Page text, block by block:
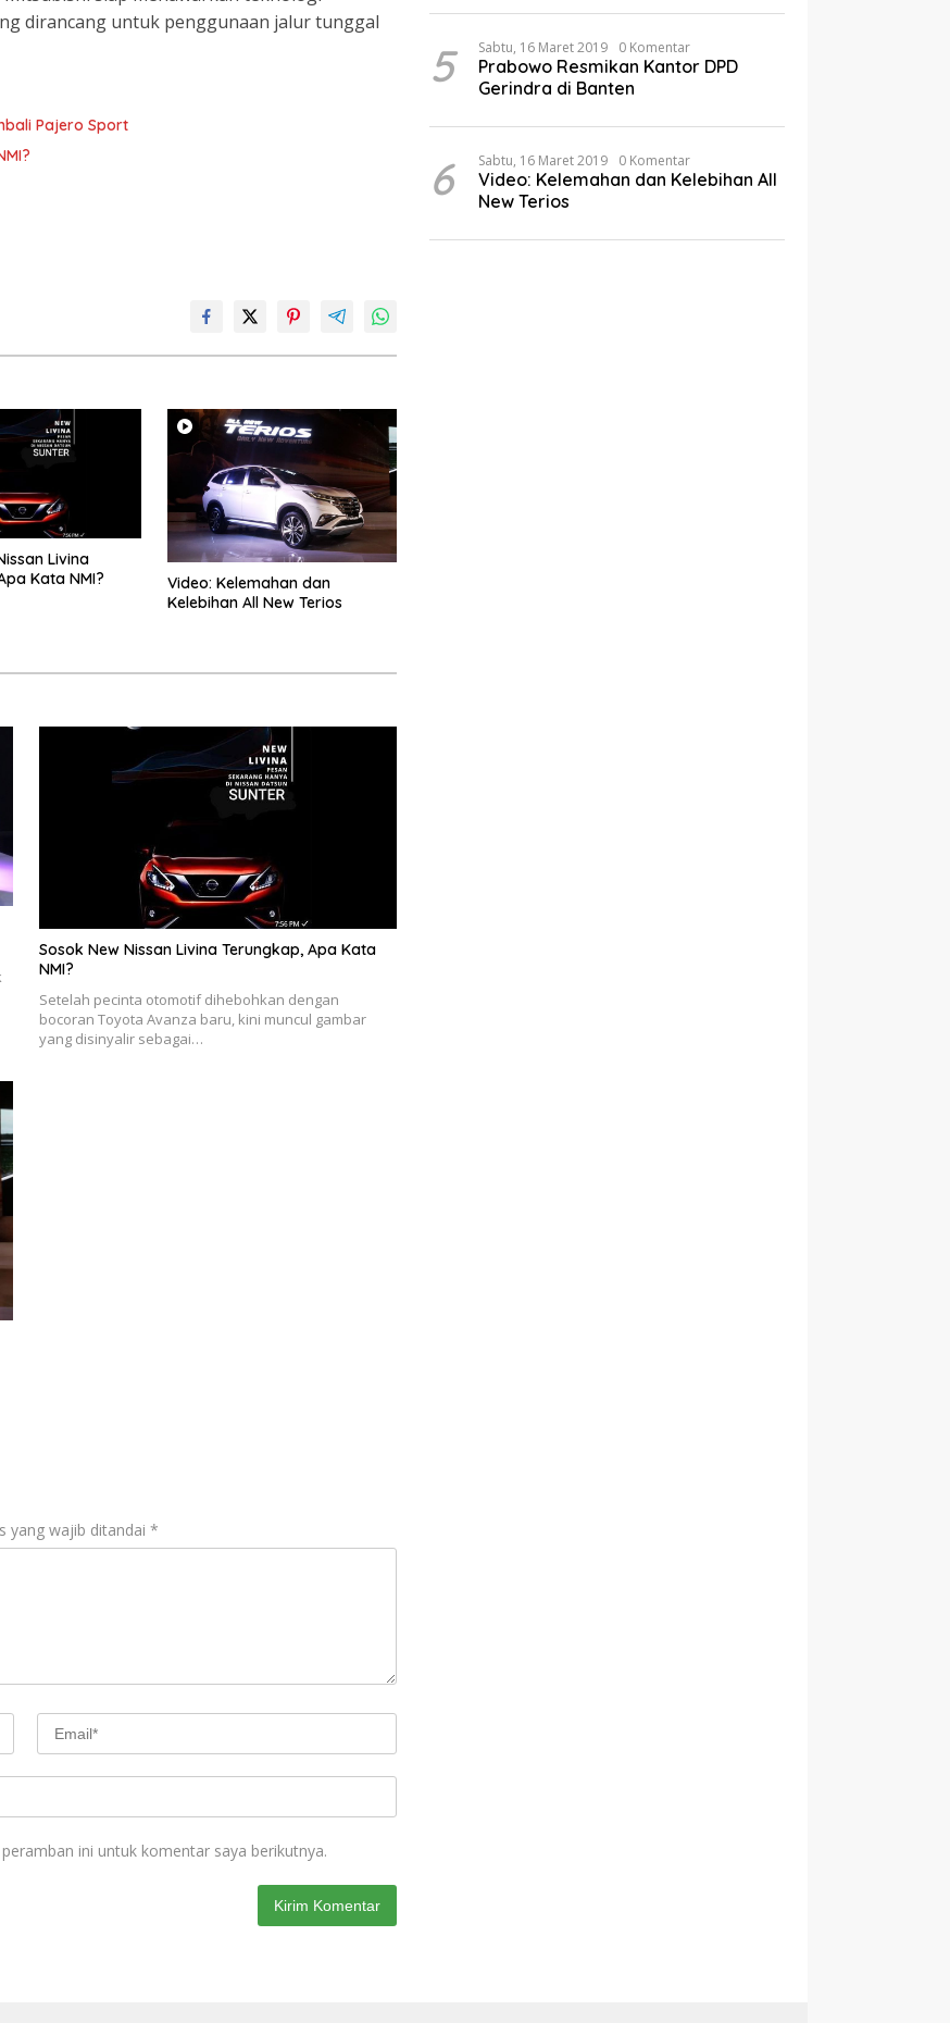
dirancang untuk penggunaan jalur tunggal
Pajero Sport
Livina
Kata NMI?
Video: Kelemahan dan
Kelebihan All New Terios
Sosok New Nissan Livina Terungkap, Apa Kata
NMI?
Setelah pecinta otomotif dihebohkan dengan
bocoran Toyota Avanza baru, kini muncul gambar
yang disinyalir sebagai…
yang wajib ditandai *
ini untuk komentar saya berikutnya.
5 Sabtu, 16 Maret 2019 0 Komentar
Prabowo Resmikan Kantor DPD
Gerindra di Banten
6 Sabtu, 16 Maret 2019 0 Komentar
Video: Kelemahan dan Kelebihan All
New Terios